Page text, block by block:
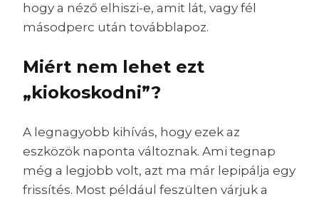
hogy a néző elhiszi-e, amit lát, vagy fél
másodperc után továbblapoz.
Miért nem lehet ezt
„kiokoskodni”?
A legnagyobb kihívás, hogy ezek az
eszközök naponta változnak. Ami tegnap
még a legjobb volt, azt ma már lepipálja egy
frissítés. Most például feszülten várjuk a